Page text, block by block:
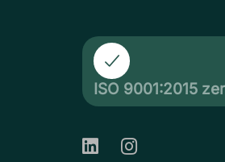
ISO 9001:2015